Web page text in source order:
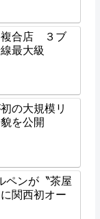
複合店 ３ブ
最大級
の大規模リ
を公開
ペンが〝茶屋
関西初オー